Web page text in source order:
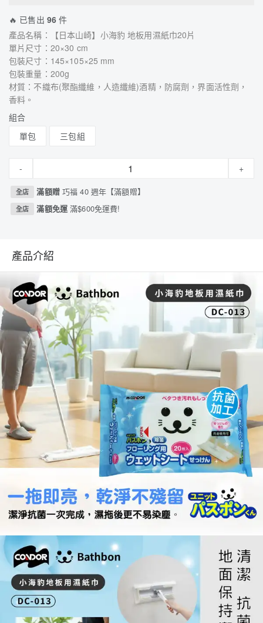
🔥 已售出 96 件
產品名稱：【日本山崎】小海豹 地板用濕紙巾20片
單片尺寸：20×30 cm
包裝尺寸：145×105×25 mm
包裝重量：200g
材質：不織布(聚酯纖維，人造纖維)酒精，防腐劑，界面活性劑，
香料。
組合
單包
三包組
- +
全店 滿額贈 巧福 40 週年【滿額贈】
全店 滿額免運滿$600免運費!
產品介紹